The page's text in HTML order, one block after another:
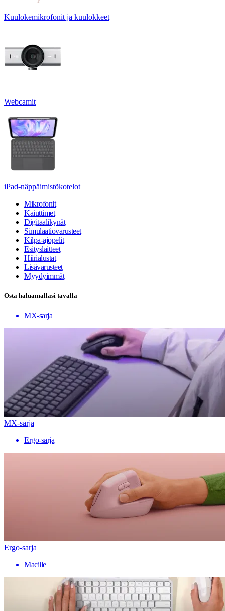
Kuulokemikrofonit ja kuulokkeet
Webcamit
iPad-näppäimistökotelot
Mikrofonit
Kaiuttimet
Digitaalikynät
Simulaatiovarusteet
Kilpa-ajopelit
Esityslaitteet
Hiirialustat
Lisävarusteet
Myydyimmät
Osta haluamallasi tavalla
MX-sarja
MX-sarja
Ergo-sarja
Ergo-sarja
Macille